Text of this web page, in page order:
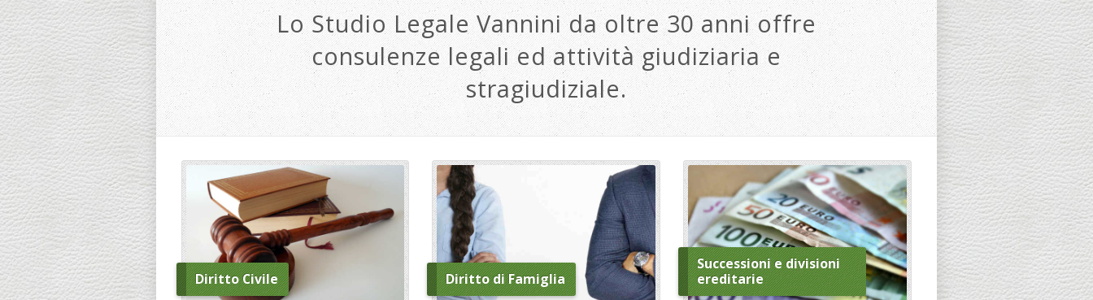
Lo Studio Legale Vannini da oltre 30 anni offre
consulenze legali ed attività giudiziaria e
stragiudiziale.
Diritto Civile Diritto di Famiglia
Successioni e divisioni
ereditarie